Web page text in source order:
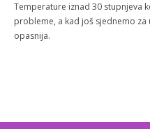
Temperature iznad 30 stupnjeva
probleme, a kad još sjednemo
opasnija.